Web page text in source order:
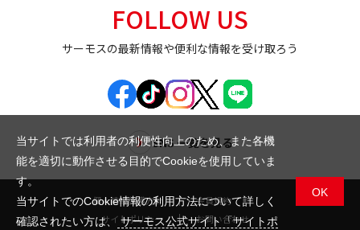
FOLLOW US
サーモスの最新情報や便利な情報を受け取ろう
SNS 一覧を見る
個人情報保護方針
会員規約
サイトポリシー
お問い合わせ
当サイトでは利用者の利便性向上のため、また各機
能を適切に動作させる目的でCookieを使用していま
す。
当サイトでのCookie情報の利用方法について詳しく
確認されたい方は、サーモス公式サイト「サイトポ
OK